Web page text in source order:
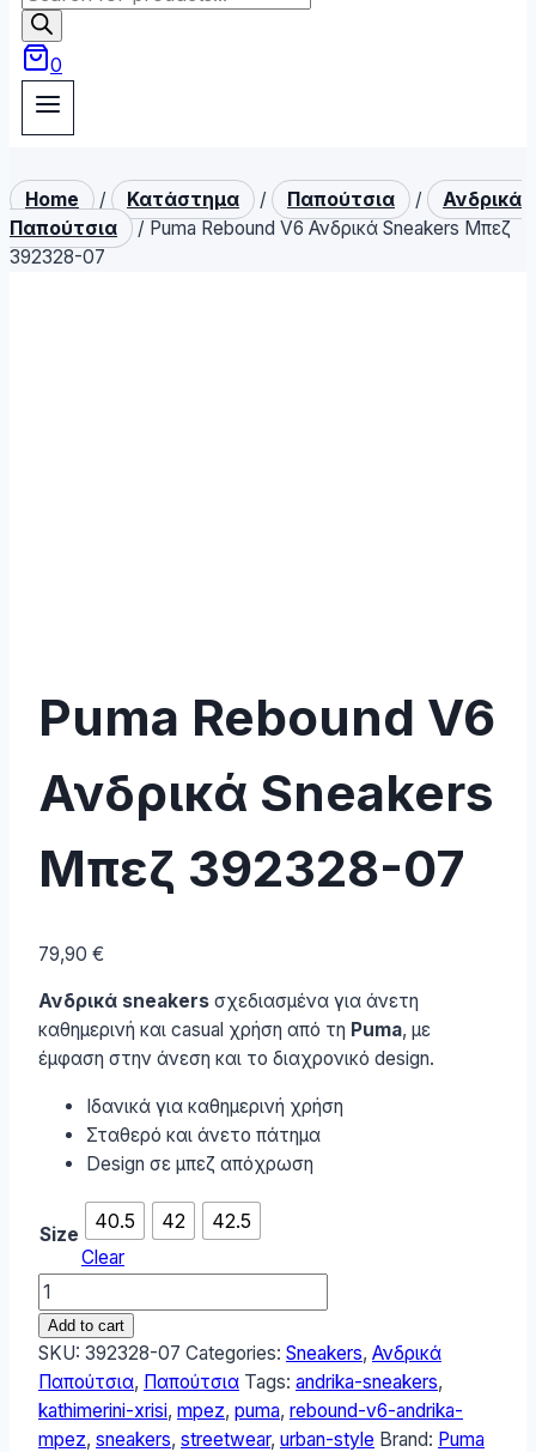
search
0
Home / Κατάστημα / Παπούτσια /
Ανδρικά
Παπούτσια
/ Puma Rebound V6 Ανδρικά Sneakers Μπεζ
392328-07
Puma Rebound V6
Ανδρικά Sneakers
Μπεζ 392328-07
79,90 €
Ανδρικά sneakers σχεδιασμένα για άνετη
καθημερινή και casual χρήση από τη Puma, με
έμφαση στην άνεση και το διαχρονικό design.
Ιδανικά για καθημερινή χρήση
Σταθερό και άνετο πάτημα
Design σε μπεζ απόχρωση
Size
40.5 42 42.5
Clear
Puma
Rebound
V6
Ανδρικά
Sneakers
Μπεζ
Add to cart
SKU: 392328-07 Categories: Sneakers, Ανδρικά
Παπούτσια, Παπούτσια Tags: andrika-sneakers,
kathimerini-xrisi, mpez, puma, rebound-v6-andrika-
mpez, sneakers, streetwear, urban-style Brand: Puma